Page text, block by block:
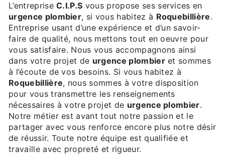
L’entrepriseC.I.P.S vous propose ses services en
urgence plombier, si vous habitez à Roquebillière.
Entreprise usant d’une expérience et d’un savoir-
faire de qualité, nous mettons tout en oeuvre pour
vous satisfaire. Nous vous accompagnons ainsi
dans votre projet de urgence plombieret sommes
à l’écoute de vos besoins. Si vous habitez à
Roquebillière, nous sommes à votre disposition
pour vous transmettre les renseignements
nécessaires à votre projet de urgence plombier.
Notre métier est avant tout notre passion et le
partager avec vous renforce encore plus notre désir
de réussir. Toute notre équipe est qualifiée et
travaille avec propreté et rigueur.